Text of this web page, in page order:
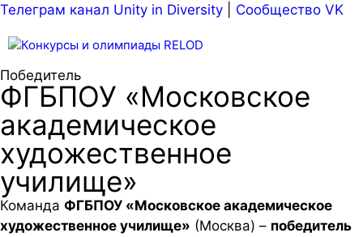
Телеграм канал Unity in Diversity Сообщество VK
Победитель
ФГБПОУ «Московское
академическое
художественное
училище»
Команда ФГБПОУ «Московское академическое
художественное училище» (Москва) – победитель